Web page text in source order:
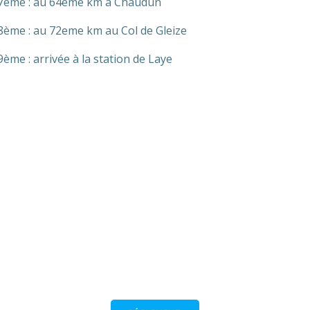
: au 72eme km au Col de Gleize
: arrivée à la station de Laye